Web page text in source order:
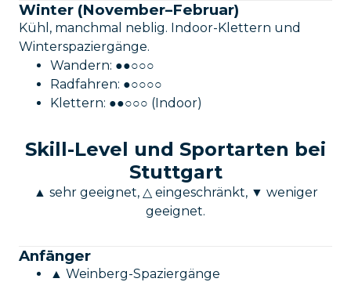
Winter (November–Februar)
Kühl, manchmal neblig. Indoor-Klettern und
Winterspaziergänge.
Wandern: ●●○○○
Radfahren: ●○○○○
Klettern: ●●○○○ (Indoor)
Skill-Level und Sportarten bei
Stuttgart
▲ sehr geeignet, △ eingeschränkt, ▼ weniger
geeignet.
Anfänger
▲ Weinberg-Spaziergänge